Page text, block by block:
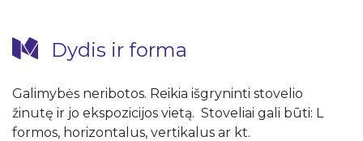
Dydis ir forma
Galimybės neribotos. Reikia išgryninti stovelio
žinutę ir jo ekspozicijos vietą. Stoveliai gali būti: L
formos, horizontalus, vertikalus ar kt.